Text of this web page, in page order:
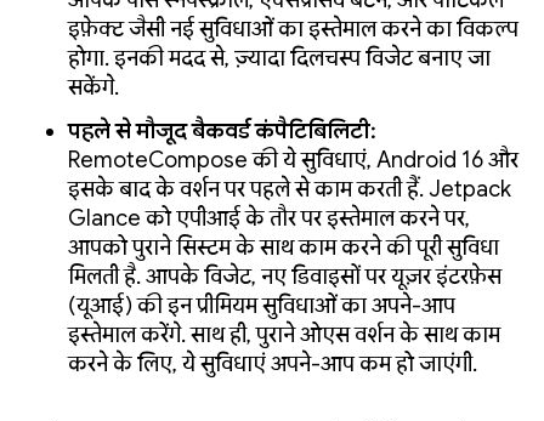
इफ़ेक्ट जैसी नई सुविधाओं का इस्तेमाल करने का विकल्प
होगा. इनकी मदद से, ज़्यादा दिलचस्प विजेट बनाए जा
सकेंगे.
पहले से मौजूद बैकवर्ड कंपैटिबिलिटी:
RemoteCompose की ये सुविधाएं, Android 16 और
इसके बाद के वर्शन पर पहले से काम करती हैं. Jetpack
Glance को एपीआई के तौर पर इस्तेमाल करने पर,
आपको पुराने सिस्टम के साथ काम करने की पूरी सुविधा
मिलती है. आपके विजेट, नए डिवाइसों पर यूज़र इंटरफ़ेस
(यूआई) की इन प्रीमियम सुविधाओं का अपने-आप
इस्तेमाल करेंगे. साथ ही, पुराने ओएस वर्शन के साथ काम
करने के लिए, ये सुविधाएं अपने-आप कम हो जाएंगी.